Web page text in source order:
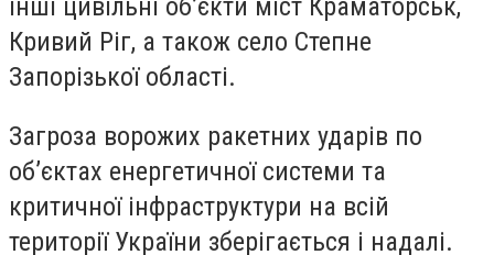
інші цивільні об’єкти міст Краматорськ,
Кривий Ріг, а також село Степне
Запорізької області.
Загроза ворожих ракетних ударів по
об’єктах енергетичної системи та
критичної інфраструктури на всій
території України зберігається і надалі.